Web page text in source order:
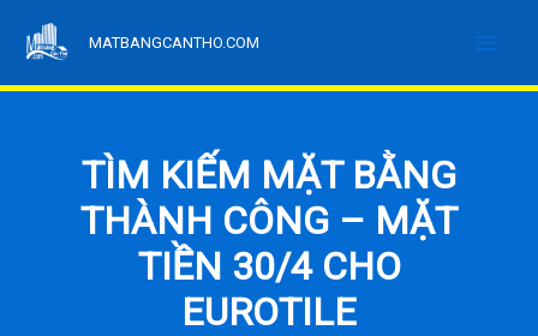
nội
MATBANGCANTHO.COM
TÌM KIẾM MẶT BẰNG
THÀNH CÔNG – MẶT
TIỀN 30/4 CHO
EUROTILE